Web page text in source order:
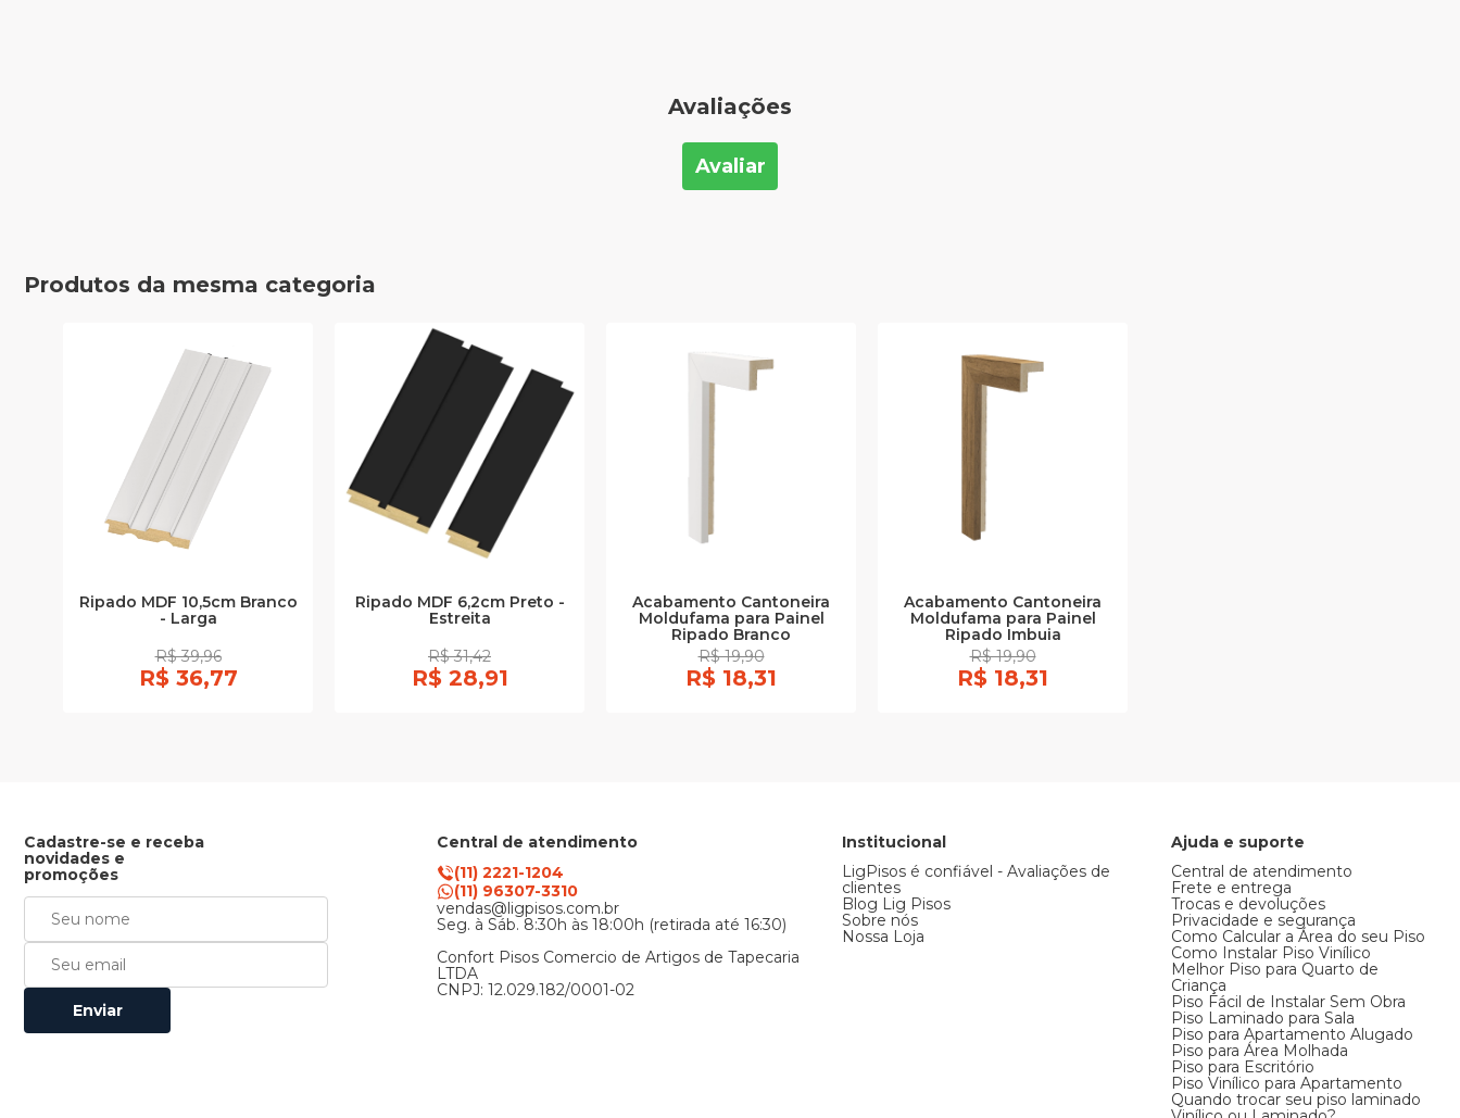
Avaliações
Avaliar
Produtos da mesma categoria
Ripado MDF 10,5cm Branco
- Larga
R$ 39,96
R$ 36,77
Ripado MDF 6,2cm Preto -
Estreita
R$ 31,42
R$ 28,91
Acabamento Cantoneira
Moldufama para Painel
Ripado Branco
R$ 19,90
R$ 18,31
Acabamento Cantoneira
Moldufama para Painel
Ripado Imbuia
R$ 19,90
R$ 18,31
Cadastre-se e receba
novidades e
promoções
Enviar
Central de atendimento
(11) 2221-1204
(11) 96307-3310
vendas@ligpisos.com.br
Seg. à Sáb. 8:30h às 18:00h (retirada até 16:30)
Confort Pisos Comercio de Artigos de Tapecaria
LTDA
CNPJ: 12.029.182/0001-02
Institucional
LigPisos é confiável - Avaliações de
clientes
Blog Lig Pisos
Sobre nós
Nossa Loja
Ajuda e suporte
Central de atendimento
Frete e entrega
Trocas e devoluções
Privacidade e segurança
Como Calcular a Área do seu Piso
Como Instalar Piso Vinílico
Melhor Piso para Quarto de
Criança
Piso Fácil de Instalar Sem Obra
Piso Laminado para Sala
Piso para Apartamento Alugado
Piso para Área Molhada
Piso para Escritório
Piso Vinílico para Apartamento
Quando trocar seu piso laminado